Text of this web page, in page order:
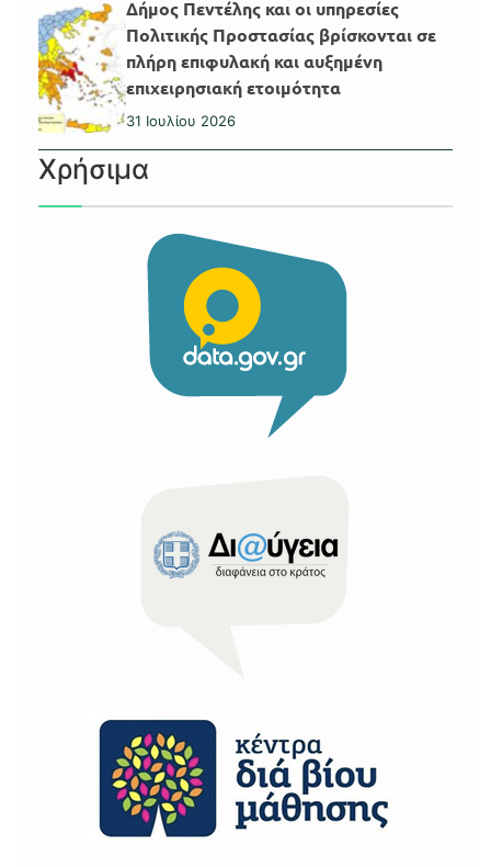
Δήμος Πεντέλης και οι υπηρεσίες
Πολιτικής Προστασίας βρίσκονται σε
πλήρη επιφυλακή και αυξημένη
επιχειρησιακή ετοιμότητα
31 Ιουλίου 2026
Χρήσιμα